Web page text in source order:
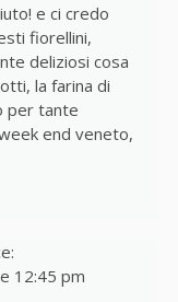
e ci credo
fiorellini,
deliziosi cosa
la farina di
per tante
end veneto,
12:45 pm